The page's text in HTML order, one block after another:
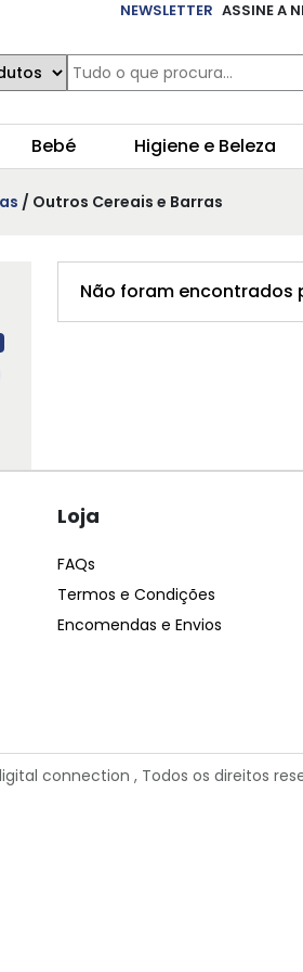
NEWSLETTER ASSINE A
Bebé Higiene e Beleza
/ Outros Cereais e Barras
Não foram encontrados
Loja
FAQs
Termos e Condições
Encomendas e Envios
connection , Todos os direitos